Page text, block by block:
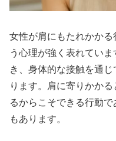
女性が肩にもたれかか
う心理が強く表れてい
き、身体的な接触を通
ります。肩に寄りかか
るからこそできる行動
もあります。